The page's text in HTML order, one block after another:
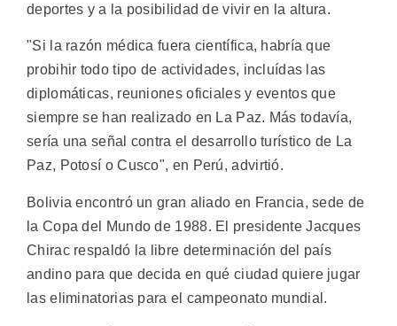
deportes y a la posibilidad de vivir en la altura.
"Si la razón médica fuera científica, habría que
probihir todo tipo de actividades, incluídas las
diplomáticas, reuniones oficiales y eventos que
siempre se han realizado en La Paz. Más todavía,
sería una señal contra el desarrollo turístico de La
Paz, Potosí o Cusco", en Perú, advirtió.
Bolivia encontró un gran aliado en Francia, sede de
la Copa del Mundo de 1988. El presidente Jacques
Chirac respaldó la libre determinación del país
andino para que decida en qué ciudad quiere jugar
las eliminatorias para el campeonato mundial.